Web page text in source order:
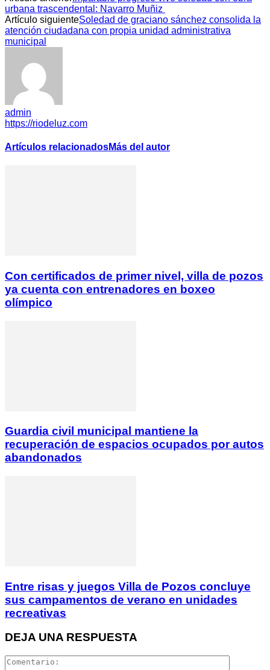
urbana trascendental: Navarro Muñiz
Artículo siguienteSoledad de graciano sánchez consolida la
atención ciudadana con propia unidad administrativa
municipal
admin
https://riodeluz.com
Artículos relacionadosMás del autor
Con certificados de primer nivel, villa de pozos
ya cuenta con entrenadores en boxeo
olímpico
Guardia civil municipal mantiene la
recuperación de espacios ocupados por autos
abandonados
Entre risas y juegos Villa de Pozos concluye
sus campamentos de verano en unidades
recreativas
DEJA UNA RESPUESTA